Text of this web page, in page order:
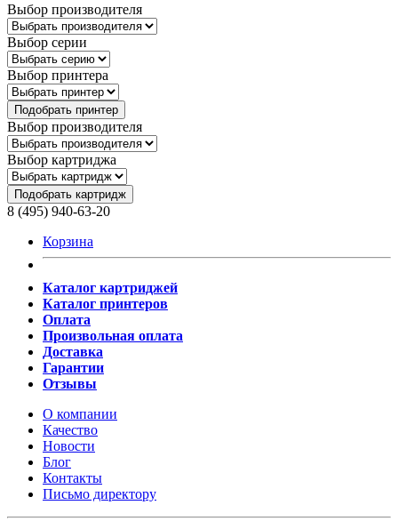
Выбор производителя
Выбор серии
Выбор принтера
Подобрать принтер
Выбор производителя
Выбор картриджа
Подобрать картридж
8 (495) 940-63-20
Корзина
Каталог картриджей
Каталог принтеров
Оплата
Произвольная оплата
Доставка
Гарантии
Отзывы
О компании
Качество
Новости
Блог
Контакты
Письмо директору